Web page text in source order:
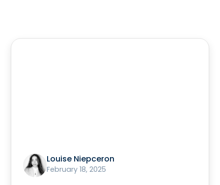
Louise Niepceron
February 18, 2025